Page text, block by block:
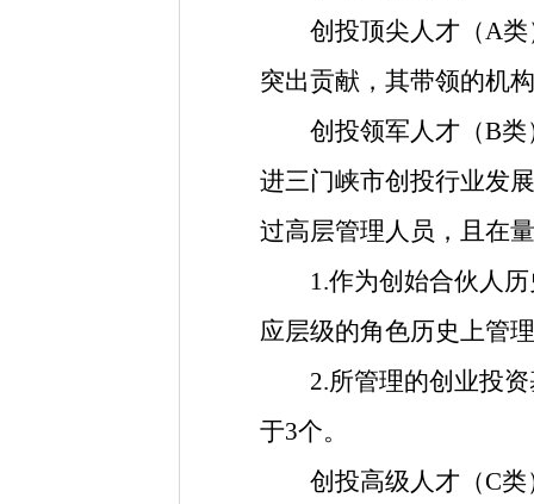
创投顶尖人才（A类
突出贡献，其带领的机
创投领军人才（B类）
进三门峡市创投行业发
过高层管理人员，且在
1.作为创始合伙人历
应层级的角色历史上管
2.所管理的创业投资
于3个。
创投高级人才（C类